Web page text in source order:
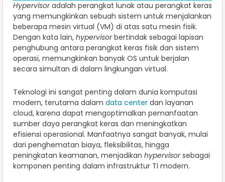
Hypervisoradalah perangkat lunak atau perangkat keras
yang memungkinkan sebuah sistem untuk menjalankan
beberapa mesin virtual (VM) di atas satu mesin fisik.
Dengan kata lain, hypervisorbertindak sebagai lapisan
penghubung antara perangkat keras fisik dan sistem
operasi, memungkinkan banyak OS untuk berjalan
secara simultan di dalam lingkungan virtual.
Teknologi ini sangat penting dalam dunia komputasi
modern, terutama dalam data center dan layanan
cloud, karena dapat mengoptimalkan pemanfaatan
sumber daya perangkat keras dan meningkatkan
efisiensi operasional. Manfaatnya sangat banyak, mulai
dari penghematan biaya, fleksibilitas, hingga
peningkatan keamanan, menjadikan hypervisorsebagai
komponen penting dalam infrastruktur TI modern.